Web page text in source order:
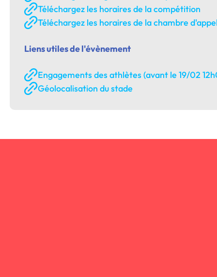
Téléchargez les horaires de la compétition
Téléchargez les horaires de la chambre
Liens utiles de l'évènement
Engagements des athlètes (avant le 19/02
Géolocalisation du stade